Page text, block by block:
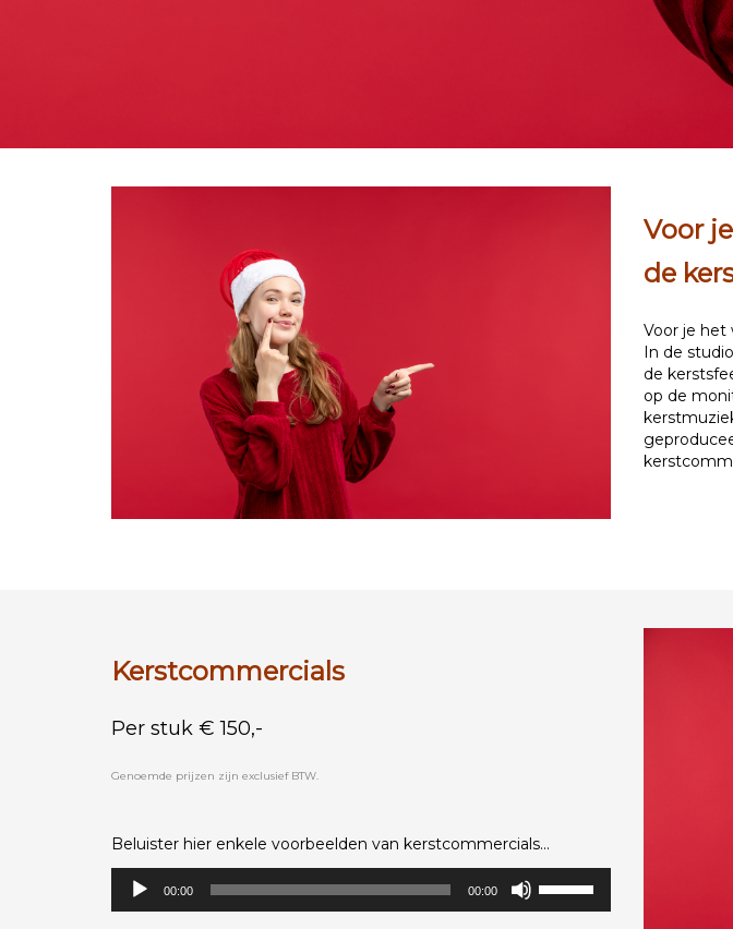
Voor
de
Voor je het
In de
de
op de
Kerstcommercials
Per stuk € 150,-
Genoemde prijzen zijn exclusief BTW.
Beluister hier enkele voorbeelden van kerstcommercials...
Audiospeler
00:00 00:00
Omhoog/Omlaag